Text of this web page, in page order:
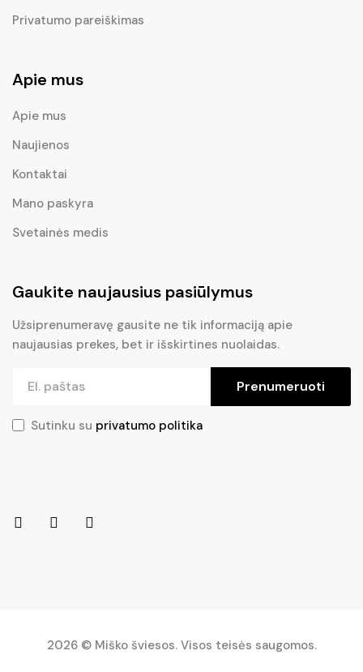
Privatumo pareiškimas
Apie mus
Apie mus
Naujienos
Kontaktai
Mano paskyra
Svetainės medis
Gaukite naujausius pasiūlymus
Užsiprenumeravę gausite ne tik informaciją apie
naujausias prekes, bet ir išskirtines nuolaidas.
Prenumeruoti
Sutinku su privatumo politika
2026 © Miško šviesos. Visos teisės saugomos.